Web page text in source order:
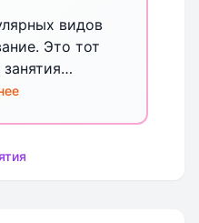
видов
Это тот
приносят и